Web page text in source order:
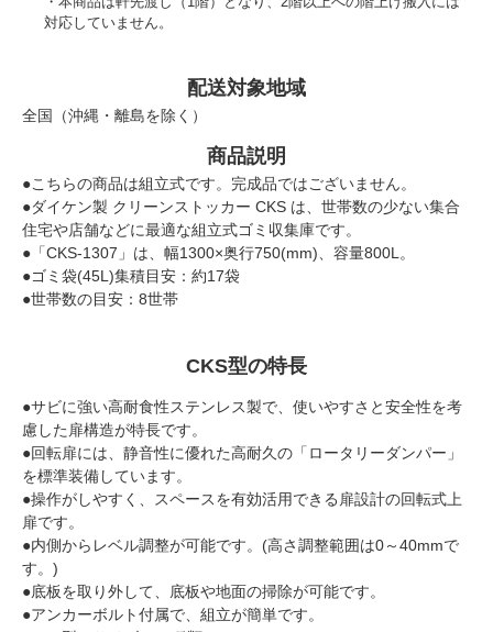
対応していません。
配送対象地域
全国（沖縄・離島を除く）
商品説明
●こちらの商品は組立式です。完成品ではございません。
●ダイケン製 クリーンストッカー CKS は、世帯数の少ない集合
住宅や店舗などに最適な組立式ゴミ収集庫です。
●「CKS-1307」は、幅1300×奥行750(mm)、容量800L。
●ゴミ袋(45L)集積目安：約17袋
●世帯数の目安：8世帯
CKS型の特長
●サビに強い高耐食性ステンレス製で、使いやすさと安全性を考
慮した扉構造が特長です。
●回転扉には、静音性に優れた高耐久の「ロータリーダンパー」
を標準装備しています。
●操作がしやすく、スペースを有効活用できる扉設計の回転式上
扉です。
●内側からレベル調整が可能です。(高さ調整範囲は0～40mmで
す。)
●底板を取り外して、底板や地面の掃除が可能です。
●アンカーボルト付属で、組立が簡単です。